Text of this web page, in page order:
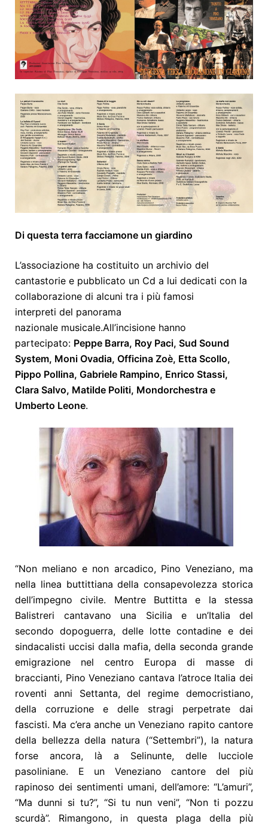
Di questa terra facciamone un giardino
L’associazione ha costituito un archivio del
cantastorie e pubblicato un Cd a lui dedicati con la
collaborazione di alcuni tra i più famosi
interpreti del panorama
nazionale musicale.All’incisione hanno
partecipato: Peppe Barra, Roy Paci, Sud Sound
System, Moni Ovadia, Officina Zoè, Etta Scollo,
Pippo Pollina, Gabriele Rampino, Enrico Stassi,
Clara Salvo, Matilde Politi, Mondorchestra e
Umberto Leone.
“Non meliano e non arcadico, Pino Veneziano, ma
nella linea buttittiana della consapevolezza storica
dell’impegno civile. Mentre Buttitta e la stessa
Balistreri cantavano una Sicilia e un’Italia del
secondo dopoguerra, delle lotte contadine e dei
sindacalisti uccisi dalla mafia, della seconda grande
emigrazione nel centro Europa di masse di
braccianti, Pino Veneziano cantava l’atroce Italia dei
roventi anni Settanta, del regime democristiano,
della corruzione e delle stragi perpetrate dai
fascisti. Ma c’era anche un Veneziano rapito cantore
della bellezza della natura (“Settembri”), la natura
forse ancora, là a Selinunte, delle lucciole
pasoliniane. E un Veneziano cantore del più
rapinoso dei sentimenti umani, dell’amore: “L’amuri”,
“Ma dunni si tu?”, “Si tu nun veni”, “Non ti pozzu
scurdà”. Rimangono, in questa plaga della più